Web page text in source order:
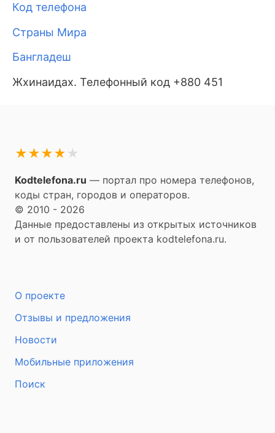
Код телефона
Страны Мира
Бангладеш
Жхинаидах. Телефонный код +880 451
★
★
★
★
★
Kodtelefona.ru — портал про номера телефонов,
коды стран, городов и операторов.
© 2010 - 2026
Данные предоставлены из открытых источников
и от пользователей проекта kodtelefona.ru.
О проекте
Отзывы и предложения
Новости
Мобильные приложения
Поиск